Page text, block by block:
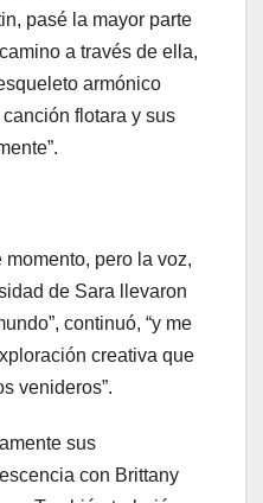
pasé la mayor parte
a través de ella,
armónico
flotara y sus
momento, pero la voz,
de Sara llevaron
continuó, “y me
creativa que
venideros”.
sus
con Brittany